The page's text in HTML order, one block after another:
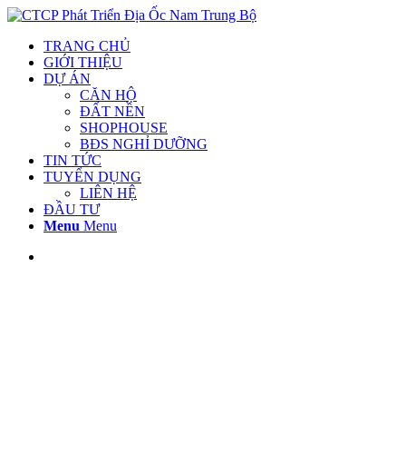
TRANG CHỦ
GIỚI THIỆU
DỰ ÁN
CĂN HỘ
ĐẤT NỀN
SHOPHOUSE
BĐS NGHỈ DƯỠNG
TIN TỨC
TUYỂN DỤNG
LIÊN HỆ
ĐẦU TƯ
Menu Menu